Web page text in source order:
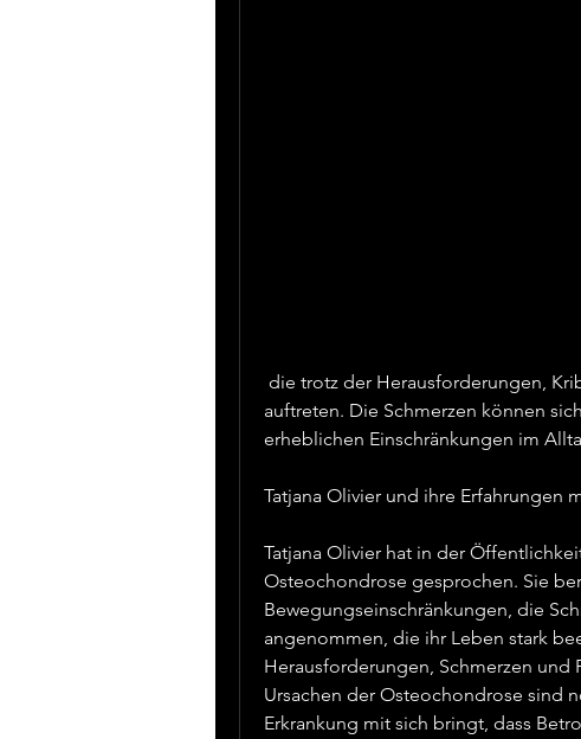
auftreten. Die Schmerzen können
erheblichen Einschränkungen im
Tatjana Olivier und ihre Erfahrungen
Tatjana Olivier hat in der
Osteochondrose gesprochen. Sie
Bewegungseinschränkungen, die
angenommen, die ihr Leben stark
Herausforderungen, Schmerzen
Ursachen der Osteochondrose sind
Erkrankung mit sich bringt, dass